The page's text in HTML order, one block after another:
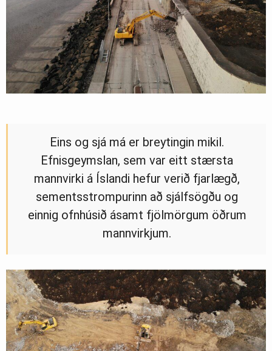
Eins og sjá má er breytingin mikil.
Efnisgeymslan, sem var eitt stærsta
mannvirki á Íslandi hefur verið fjarlægð,
sementsstrompurinn að sjálfsögðu og
einnig ofnhúsið ásamt fjölmörgum öðrum
mannvirkjum.